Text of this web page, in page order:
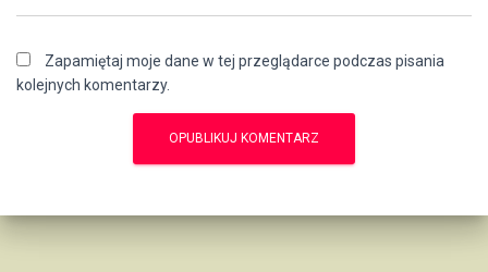
Zapamiętaj moje dane w tej przeglądarce podczas pisania
kolejnych komentarzy.